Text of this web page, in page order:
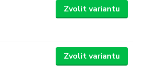
Zvolit variantu
Zvolit variantu